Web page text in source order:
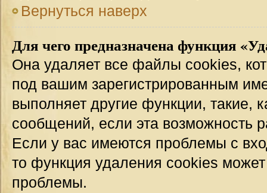
Вернуться наверх
Для чего предназначена функция
Она удаляет все файлы cookies,
под вашим зарегистрированным
выполняет другие функции, такие,
сообщений, если эта возможность
Если у вас имеются проблемы с
то функция удаления cookies
проблемы.